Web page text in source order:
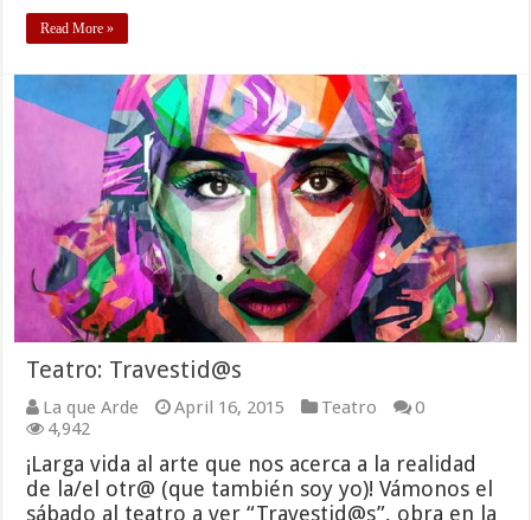
Read More »
Teatro: Travestid@s
La que Arde April 16, 2015 Teatro
0
4,942
¡Larga vida al arte que nos acerca a la realidad
de la/el otr@ (que también soy yo)! Vámonos el
sábado al teatro a ver “Travestid@s”, obra en la